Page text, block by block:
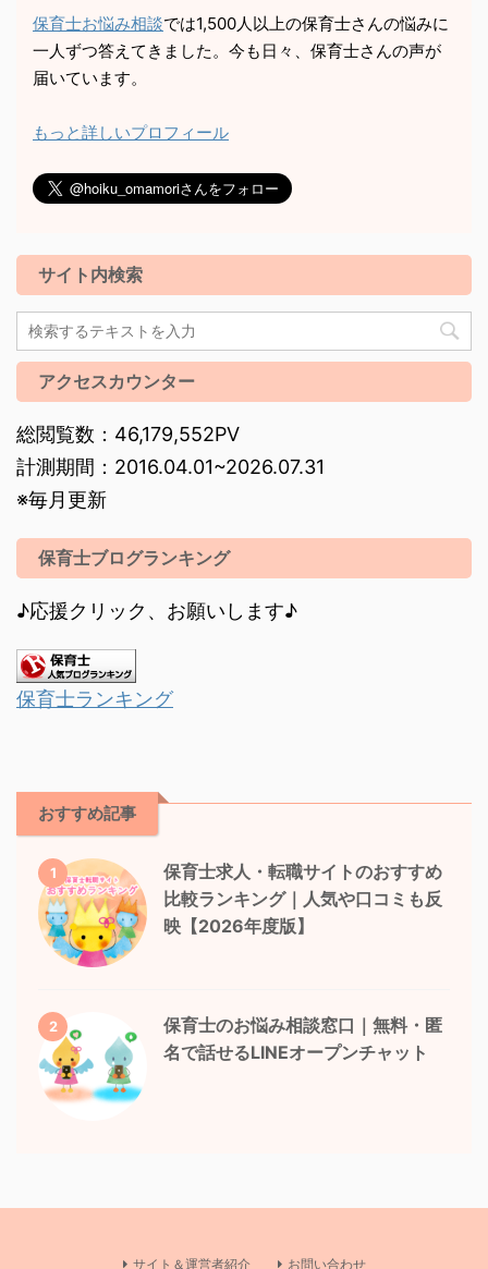
保育士お悩み相談では1,500人以上の保育士さんの悩みに
一人ずつ答えてきました。今も日々、保育士さんの声が
届いています。
もっと詳しいプロフィール
サイト内検索
アクセスカウンター
総閲覧数：46,179,552PV
計測期間：2016.04.01~2026.07.31
※毎月更新
保育士ブログランキング
♪応援クリック、お願いします♪
保育士ランキング
おすすめ記事
1
保育士求人・転職サイトのおすすめ
比較ランキング｜人気や口コミも反
映【2026年度版】
2
保育士のお悩み相談窓口｜無料・匿
名で話せるLINEオープンチャット
サイト＆運営者紹介 お問い合わせ